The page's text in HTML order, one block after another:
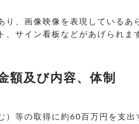
、画像映像を表現している
サイン看板などがあげられま
額及び内容、体制
等の取得に約60百万円を支